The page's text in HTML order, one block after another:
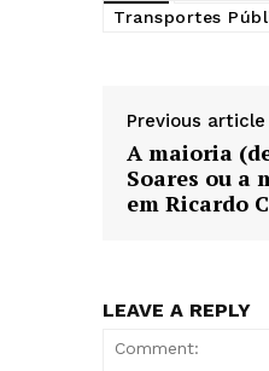
Transportes
Previous article
A maioria
Soares ou a
em Ricardo
LEAVE A REPLY